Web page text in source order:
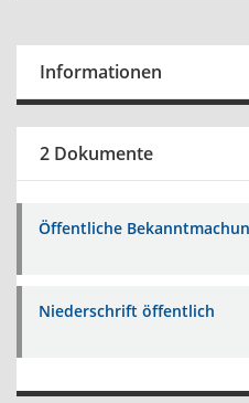
Informationen
2 Dokumente
Öffentliche
Niederschrift öffentlich